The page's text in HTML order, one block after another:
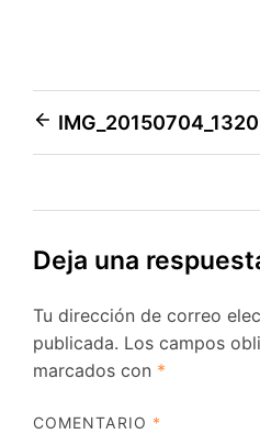
Navegación
de
entradas
Deja una
Tu dirección de correo
publicada. Los campos
marcados con *
COMENTARIO *